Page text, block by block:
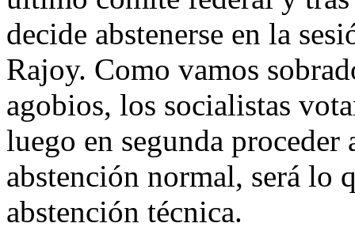
decide abstenerse en la
Rajoy. Como vamos
agobios, los socialistas
luego en segunda proceder
abstención normal, será lo
abstención técnica.